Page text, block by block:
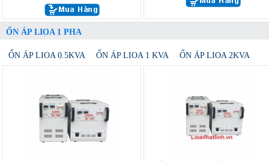
ỔN ÁP LIOA 1 PHA
ỔN ÁP LIOA 0.5KVA ỔN ÁP LIOA 1 KVA ỔN ÁP LIOA 2KVA